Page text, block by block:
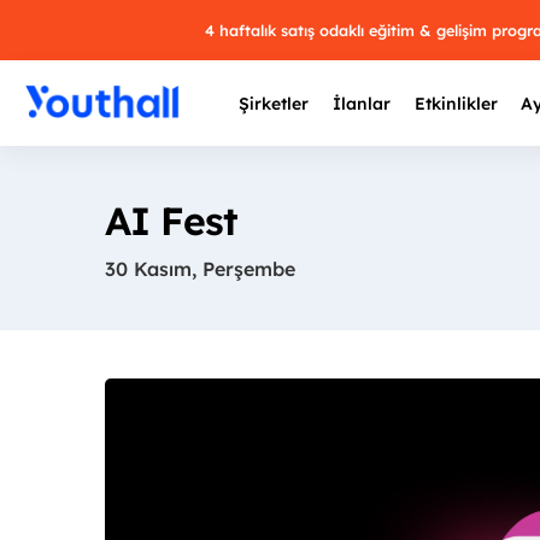
4 haftalık satış odaklı eğitim & gelişim
Şirketler İlanlar Etkinlikler
AI Fest
30 Kasım, Perşembe